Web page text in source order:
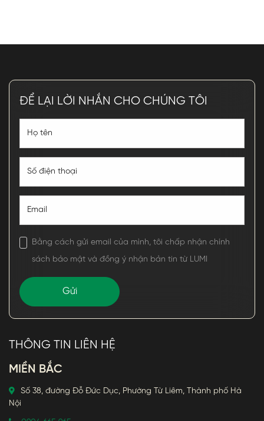
ĐỂ LẠI LỜI NHẮN CHO CHÚNG TÔI
Bằng cách gửi email của mình, tôi chấp nhận chính
sách bảo mật và đồng ý nhận bản tin từ LUMI
THÔNG TIN LIÊN HỆ
MIỀN BẮC
Số 38, đường Đỗ Đức Dục, Phường Từ Liêm, Thành phố Hà
Nội